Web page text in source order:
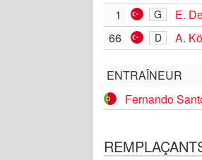
1
G
E.
66
D A.
ENTRAÎNEUR
Fernando